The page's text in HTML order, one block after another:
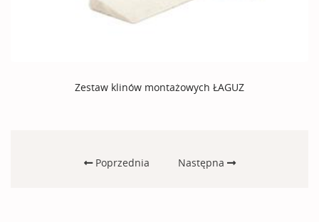
Zestaw klinów montażowych ŁAGUZ
Poprzednia Następna